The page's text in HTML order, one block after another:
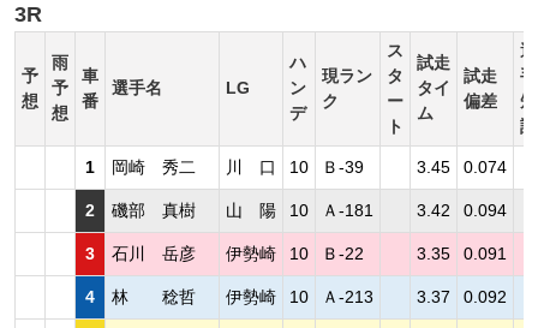
3R
予
想
雨
予
想
車
番
選手名 LG
ハ
ン
デ
現ラン
ク
ス
タ
ー
ト
試走
タイ
ム
試走
偏差
選
手
短
評
1 岡崎 秀二 川 口 10 Ｂ-39 3.45 0.074
2 磯部 真樹 山 陽 10 Ａ-181 3.42 0.094
3 石川 岳彦 伊勢崎 10 Ｂ-22 3.35 0.091
4 林 稔哲 伊勢崎 10 Ａ-213 3.37 0.092